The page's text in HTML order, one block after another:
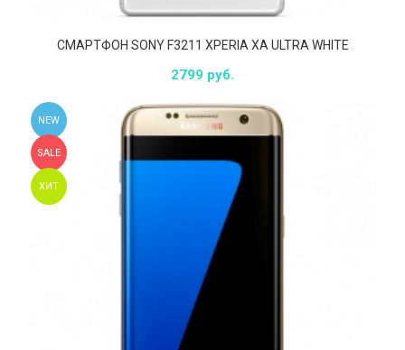
СМАРТФОН SONY F3211 XPERIA XA ULTRA WHITE
2799 руб.
NEW
SALE
ХИТ